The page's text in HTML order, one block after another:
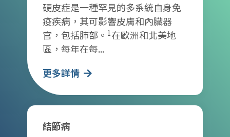
硬皮症是一種罕見的多系統自身免
疫疾病，其可影響皮膚和內臟器
官，包括肺部。 1 在歐洲和北美地
區，每年在每...
更多詳情
結節病